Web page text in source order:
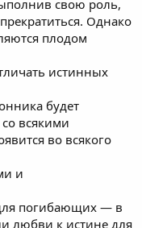
свою роль,
Однако
плодом
истинных
будет
всякими
во всякого
и
погибающих — в
любви к истине для